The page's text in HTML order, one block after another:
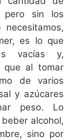
pero sin los
es lo que
vacías y,
que al tomar
de varios
y azúcares
peso. Lo
alcohol,
sino por